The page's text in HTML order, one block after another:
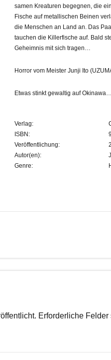
samen Kreaturen begegnen, die
Fische auf metallischen Beinen
die Menschen an Land an. Das
tauchen die Killerfische auf. Bald
Geheimnis mit sich tragen…
Horror vom Meister Junji Ito
Etwas stinkt gewaltig auf Okinawa…
Verlag:
ISBN:
Veröffentlichung:
Autor(en):
Genre:
Erforderliche Felder